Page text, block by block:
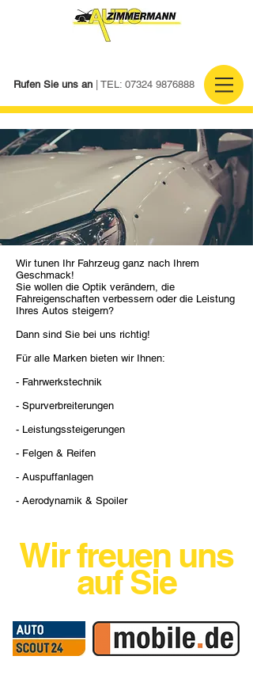
Rufen Sie uns an | TEL: 07324 9876888
Wir tunen Ihr Fahrzeug ganz nach Ihrem
Geschmack!
Sie wollen die Optik verändern, die
Fahreigenschaften verbessern oder die Leistung
Ihres Autos steigern?
Dann sind Sie bei uns richtig!
Für alle Marken bieten wir Ihnen:
- Fahrwerkstechnik
- Spurverbreiterungen
- Leistungssteigerungen
- Felgen & Reifen
- Auspuffanlagen
- Aerodynamik & Spoiler
Wir freuen uns
auf Sie